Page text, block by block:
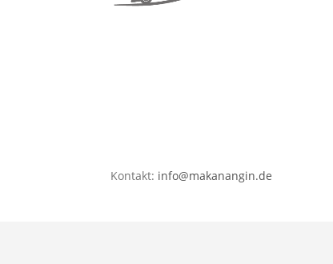
Kontakt: info@makanangin.de